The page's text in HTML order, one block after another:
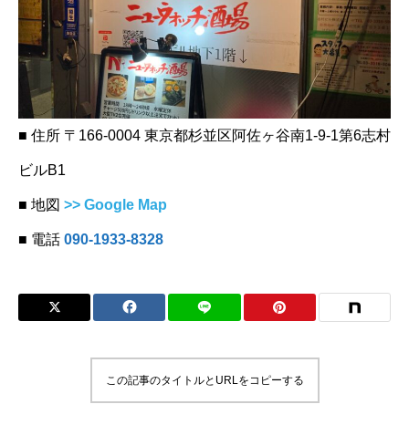
■ 住所 〒166-0004 東京都杉並区阿佐ヶ谷南1-9-1第6志村
ビルB1
■ 地図 >> Google Map
■ 電話 090-1933-8328
この記事のタイトルとURLをコピーする